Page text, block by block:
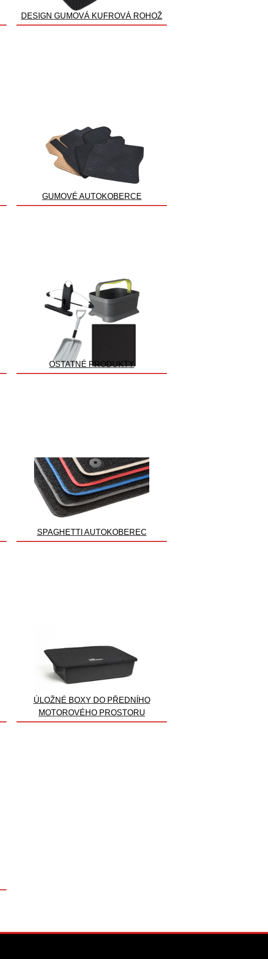
DESIGN GUMOVÁ KUFROVÁ ROHOŽ
GUMOVÉ AUTOKOBERCE
OSTATNÉ PRODUKTY
SPAGHETTI AUTOKOBEREC
ÚLOŽNÉ BOXY DO PŘEDNÍHO
MOTOROVÉHO PROSTORU